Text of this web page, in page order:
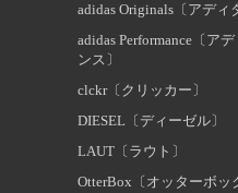
adidas Originals〔アディ
adidas Performance〔ア
ンス〕
clckr〔クリッカー〕
DIESEL〔ディーゼル〕
LAUT〔ラウト〕
OtterBox〔オッターボッ